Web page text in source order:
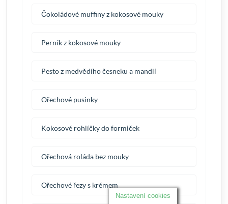
Čokoládové muffiny z kokosové mouky
Perník z kokosové mouky
Pesto z medvědího česneku a mandlí
Ořechové pusinky
Kokosové rohlíčky do formiček
Ořechová roláda bez mouky
Ořechové řezy s krémem
Nastavení cookies